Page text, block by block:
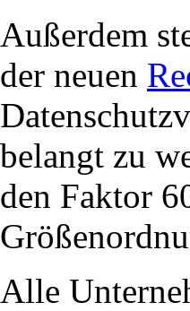
Außerdem
der neuen
belangt zu
den Faktor
Alle